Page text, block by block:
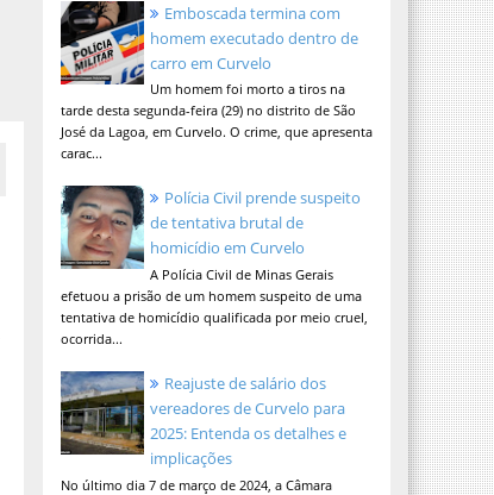
Emboscada termina com
homem executado dentro de
carro em Curvelo
Um homem foi morto a tiros na
tarde desta segunda-feira (29) no distrito de São
José da Lagoa, em Curvelo. O crime, que apresenta
carac...
Polícia Civil prende suspeito
de tentativa brutal de
homicídio em Curvelo
A Polícia Civil de Minas Gerais
efetuou a prisão de um homem suspeito de uma
tentativa de homicídio qualificada por meio cruel,
ocorrida...
Reajuste de salário dos
vereadores de Curvelo para
2025: Entenda os detalhes e
implicações
No último dia 7 de março de 2024, a Câmara